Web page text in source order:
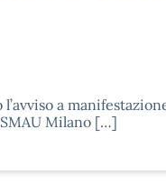
a
Milano […]